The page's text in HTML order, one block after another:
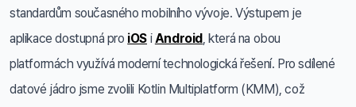
standardům současného mobilního vývoje. Výstupem je
aplikace dostupná pro iOS i Android , která na obou
platformách využívá moderní technologická řešení. Pro sdílené
datové jádro jsme zvolili Kotlin Multiplatform (KMM), což